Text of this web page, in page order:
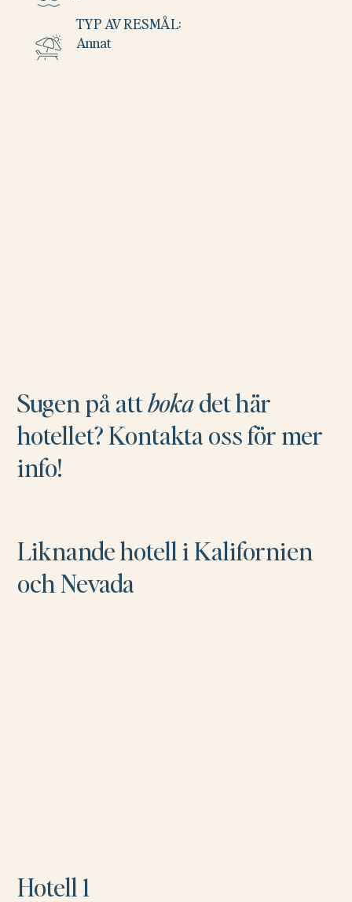
TYP AV RESMÅL:
Annat
Sugen på attbokadet här
hotellet? Kontakta oss för mer
info!
Liknande hotell i Kalifornien
och Nevada
Hotell 1